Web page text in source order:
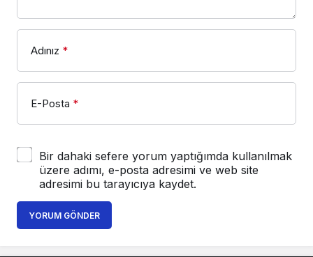
Adınız *
E-Posta *
Bir dahaki sefere yorum yaptığımda kullanılmak
üzere adımı, e-posta adresimi ve web site
adresimi bu tarayıcıya kaydet.
YORUM GÖNDER